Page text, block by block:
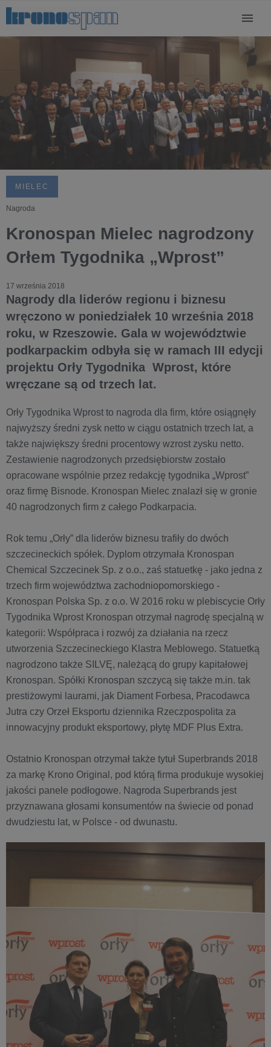
MIELEC
Nagroda
Kronospan Mielec nagrodzony
Orłem Tygodnika „Wprost”
17 września 2018
Nagrody dla liderów regionu i biznesu
wręczono w poniedziałek 10 września 2018
roku, w Rzeszowie. Gala w województwie
podkarpackim odbyła się w ramach III edycji
projektu Orły Tygodnika Wprost, które
wręczane są od trzech lat.
Orły Tygodnika Wprost to nagroda dla firm, które osiągnęły
najwyższy średni zysk netto w ciągu ostatnich trzech lat, a
także największy średni procentowy wzrost zysku netto.
Zestawienie nagrodzonych przedsiębiorstw zostało
opracowane wspólnie przez redakcję tygodnika „Wprost”
oraz firmę Bisnode. Kronospan Mielec znalazł się w gronie
40 nagrodzonych firm z całego Podkarpacia.
Rok temu „Orły” dla liderów biznesu trafiły do dwóch
szczecineckich spółek. Dyplom otrzymała Kronospan
Chemical Szczecinek Sp. z o.o., zaś statuetkę - jako jedna z
trzech firm województwa zachodniopomorskiego -
Kronospan Polska Sp. z o.o. W 2016 roku w plebiscycie Orły
Tygodnika Wprost Kronospan otrzymał nagrodę specjalną w
kategorii: Współpraca i rozwój za działania na rzecz
utworzenia Szczecineckiego Klastra Meblowego. Statuetką
nagrodzono także SILVĘ, należącą do grupy kapitałowej
Kronospan. Spółki Kronospan szczycą się także m.in. tak
prestiżowymi laurami, jak Diament Forbesa, Pracodawca
Jutra czy Orzeł Eksportu dziennika Rzeczpospolita za
innowacyjny produkt eksportowy, płytę MDF Plus Extra.
Ostatnio Kronospan otrzymał także tytuł Superbrands 2018
za markę Krono Original, pod którą firma produkuje wysokiej
jakości panele podłogowe. Nagroda Superbrands jest
przyznawana głosami konsumentów na świecie od ponad
dwudziestu lat, w Polsce - od dwunastu.